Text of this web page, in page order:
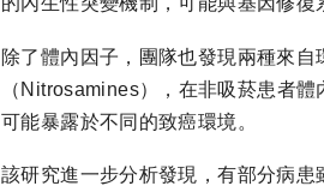
除了體內因子，團隊也發現兩種來
（Nitrosamines），在非吸菸患者
可能暴露於不同的致癌環境。
該研究進一步分析發現，有部分病